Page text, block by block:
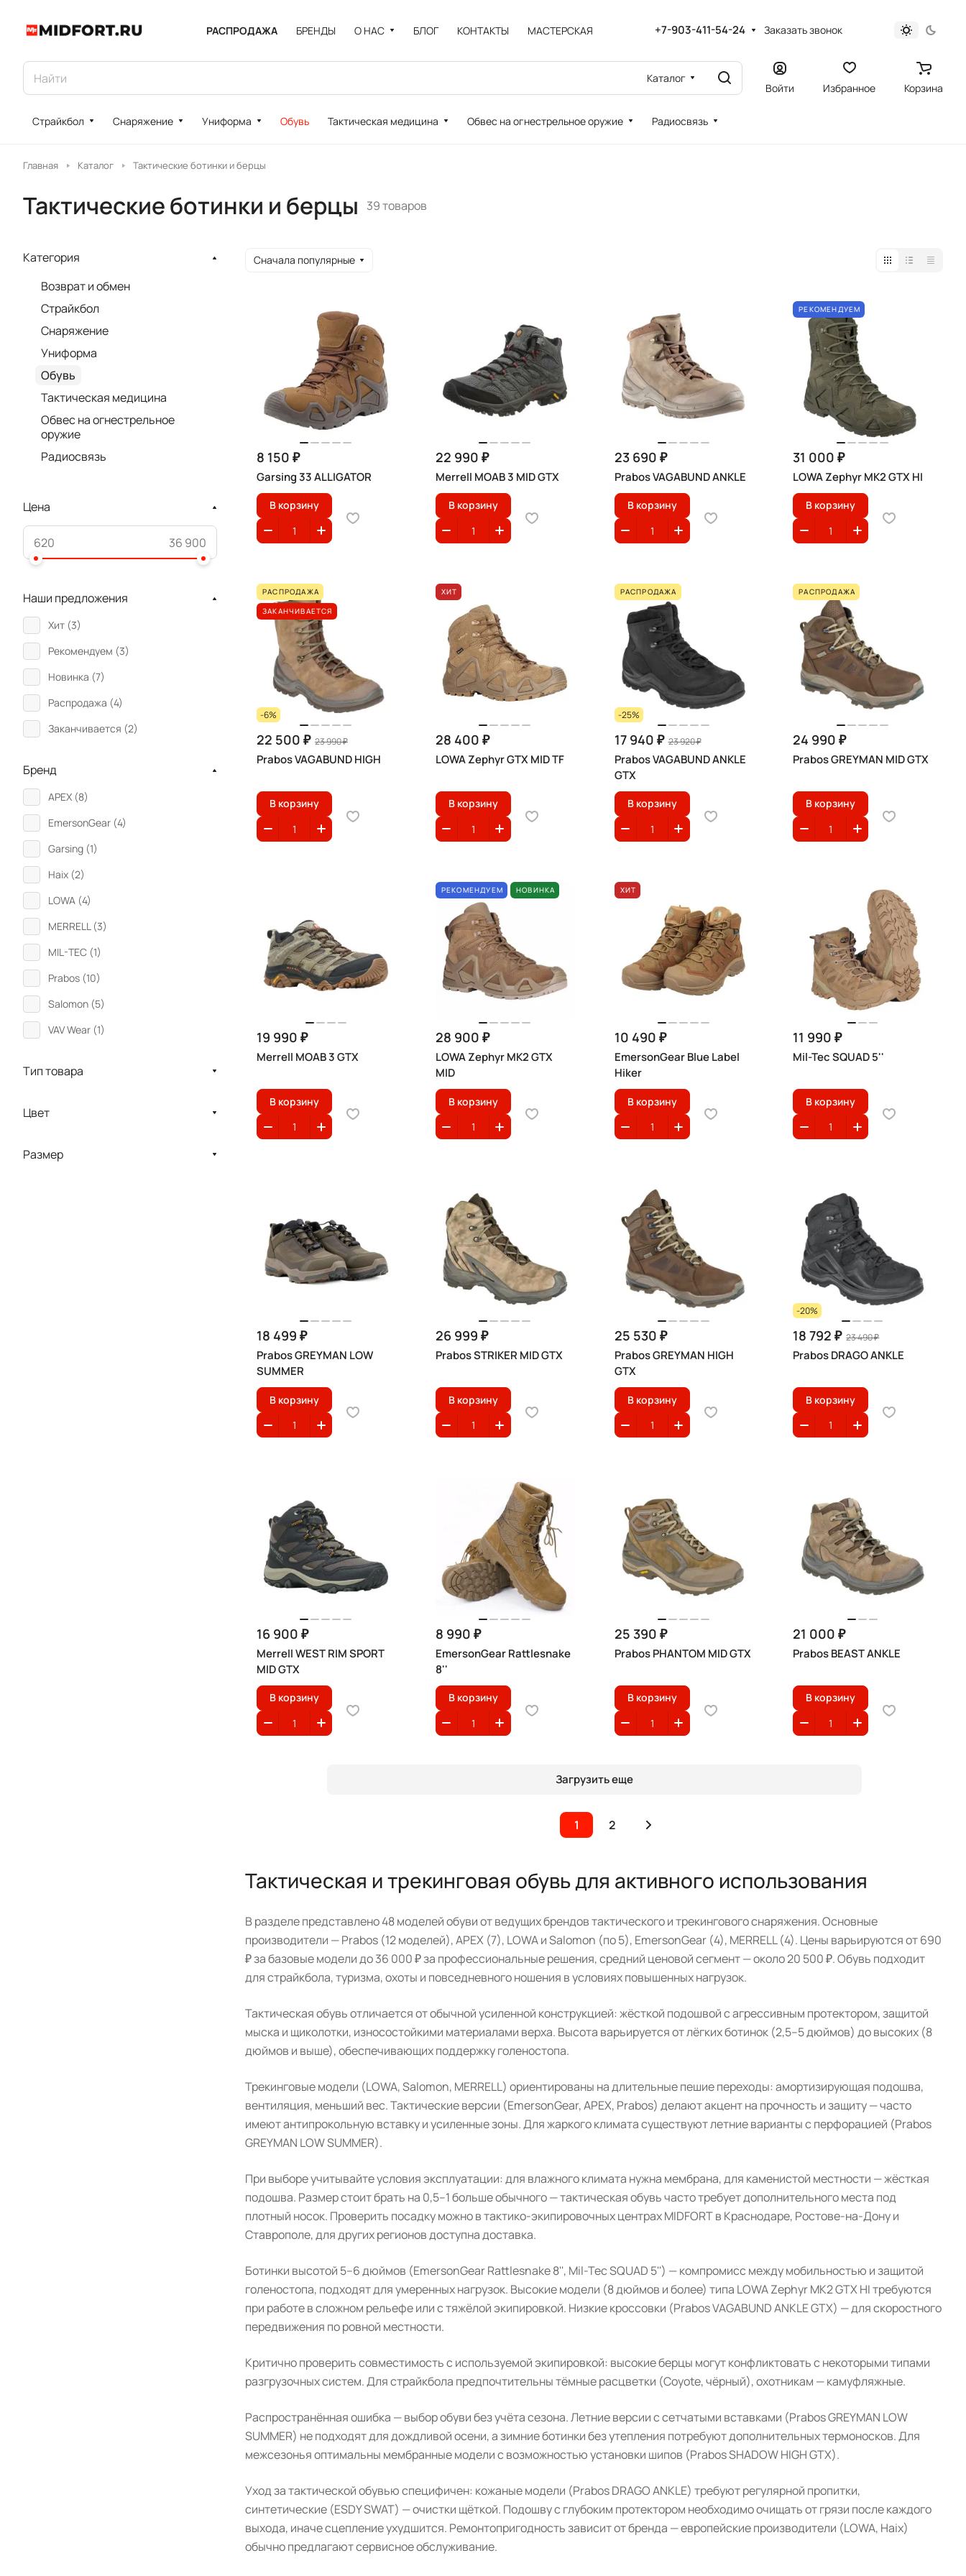
РАСПРОДАЖА БРЕНДЫ О НАС БЛОГ КОНТАКТЫ МАСТЕРСКАЯ +7-903-411-54-24 Заказать звонок
Каталог
Войти Избранное Корзина
Страйкбол Снаряжение Униформа Обувь Тактическая медицина Обвес на огнестрельное оружие Радиосвязь
Главная Каталог Тактические ботинки и берцы
Тактические ботинки и берцы 39 товаров
Сначала популярные
8 150 ₽
Garsing 33 ALLIGATOR
В корзину
22 990 ₽
Merrell MOAB 3 MID GTX
В корзину
23 690 ₽
Prabos VAGABUND ANKLE
В корзину
РЕКОМЕНДУЕМ
31 000 ₽
LOWA Zephyr MK2 GTX HI
В корзину
РАСПРОДАЖА
ЗАКАНЧИВАЕТСЯ
-6%
22 500 ₽ 23 990 ₽
Prabos VAGABUND HIGH
В корзину
ХИТ
28 400 ₽
LOWA Zephyr GTX MID TF
В корзину
РАСПРОДАЖА
-25%
17 940 ₽ 23 920 ₽
Prabos VAGABUND ANKLE
GTX
В корзину
РАСПРОДАЖА
24 990 ₽
Prabos GREYMAN MID GTX
В корзину
19 990 ₽
Merrell MOAB 3 GTX
В корзину
РЕКОМЕНДУЕМ НОВИНКА
28 900 ₽
LOWA Zephyr MK2 GTX
MID
В корзину
ХИТ
10 490 ₽
EmersonGear Blue Label
Hiker
В корзину
11 990 ₽
Mil-Tec SQUAD 5''
В корзину
18 499 ₽
Prabos GREYMAN LOW
SUMMER
В корзину
26 999 ₽
Prabos STRIKER MID GTX
В корзину
25 530 ₽
Prabos GREYMAN HIGH
GTX
В корзину
-20%
18 792 ₽ 23 490 ₽
Prabos DRAGO ANKLE
В корзину
16 900 ₽
Merrell WEST RIM SPORT
MID GTX
В корзину
8 990 ₽
EmersonGear Rattlesnake
8''
В корзину
25 390 ₽
Prabos PHANTOM MID GTX
В корзину
21 000 ₽
Prabos BEAST ANKLE
В корзину
Загрузить еще
1 2
Тактическая и трекинговая обувь для активного использования
В разделе представлено 48 моделей обуви от ведущих брендов тактического и трекингового снаряжения. Основные
производители — Prabos (12 моделей), APEX (7), LOWA и Salomon (по 5), EmersonGear (4), MERRELL (4). Цены варьируются от 690
₽ за базовые модели до 36 000 ₽ за профессиональные решения, средний ценовой сегмент — около 20 500 ₽. Обувь подходит
для страйкбола, туризма, охоты и повседневного ношения в условиях повышенных нагрузок.
Тактическая обувь отличается от обычной усиленной конструкцией: жёсткой подошвой с агрессивным протектором, защитой
мыска и щиколотки, износостойкими материалами верха. Высота варьируется от лёгких ботинок (2,5–5 дюймов) до высоких (8
дюймов и выше), обеспечивающих поддержку голеностопа.
Трекинговые модели (LOWA, Salomon, MERRELL) ориентированы на длительные пешие переходы: амортизирующая подошва,
вентиляция, меньший вес. Тактические версии (EmersonGear, APEX, Prabos) делают акцент на прочность и защиту — часто
имеют антипрокольную вставку и усиленные зоны. Для жаркого климата существуют летние варианты с перфорацией (Prabos
GREYMAN LOW SUMMER).
При выборе учитывайте условия эксплуатации: для влажного климата нужна мембрана, для каменистой местности — жёсткая
подошва. Размер стоит брать на 0,5–1 больше обычного — тактическая обувь часто требует дополнительного места под
плотный носок. Проверить посадку можно в тактико-экипировочных центрах MIDFORT в Краснодаре, Ростове-на-Дону и
Ставрополе, для других регионов доступна доставка.
Ботинки высотой 5–6 дюймов (EmersonGear Rattlesnake 8'', Mil-Tec SQUAD 5'') — компромисс между мобильностью и защитой
голеностопа, подходят для умеренных нагрузок. Высокие модели (8 дюймов и более) типа LOWA Zephyr MK2 GTX HI требуются
при работе в сложном рельефе или с тяжёлой экипировкой. Низкие кроссовки (Prabos VAGABUND ANKLE GTX) — для скоростного
передвижения по ровной местности.
Критично проверить совместимость с используемой экипировкой: высокие берцы могут конфликтовать с некоторыми типами
разгрузочных систем. Для страйкбола предпочтительны тёмные расцветки (Coyote, чёрный), охотникам — камуфляжные.
Распространённая ошибка — выбор обуви без учёта сезона. Летние версии с сетчатыми вставками (Prabos GREYMAN LOW
SUMMER) не подходят для дождливой осени, а зимние ботинки без утепления потребуют дополнительных термоносков. Для
межсезонья оптимальны мембранные модели с возможностью установки шипов (Prabos SHADOW HIGH GTX).
Уход за тактической обувью специфичен: кожаные модели (Prabos DRAGO ANKLE) требуют регулярной пропитки,
синтетические (ESDY SWAT) — очистки щёткой. Подошву с глубоким протектором необходимо очищать от грязи после каждого
выхода, иначе сцепление ухудшится. Ремонтопригодность зависит от бренда — европейские производители (LOWA, Haix)
обычно предлагают сервисное обслуживание.
Категория
Возврат и обмен
Страйкбол
Снаряжение
Униформа
Обувь
Тактическая медицина
Обвес на огнестрельное
оружие
Радиосвязь
Цена
Наши предложения
Хит (3)
Рекомендуем (3)
Новинка (7)
Распродажа (4)
Заканчивается (2)
Бренд
APEX (8)
EmersonGear (4)
Garsing (1)
Haix (2)
LOWA (4)
MERRELL (3)
MIL-TEC (1)
Prabos (10)
Salomon (5)
VAV Wear (1)
Тип товара
Цвет
Размер